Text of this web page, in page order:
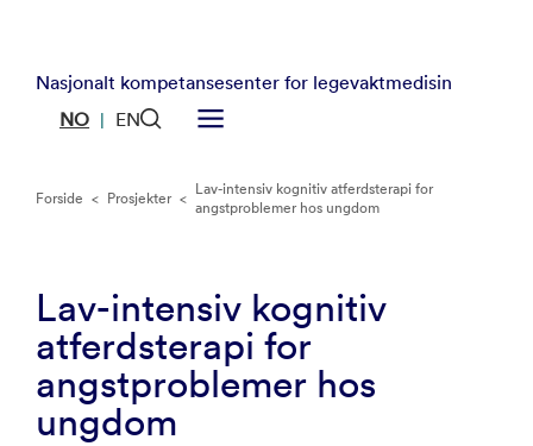
Nasjonalt kompetansesenter for legevaktmedisin
NO | EN
Forside < Prosjekter < Lav-intensiv kognitiv atferdsterapi for
angstproblemer hos ungdom
Lav-intensiv kognitiv
atferdsterapi for
angstproblemer hos
ungdom